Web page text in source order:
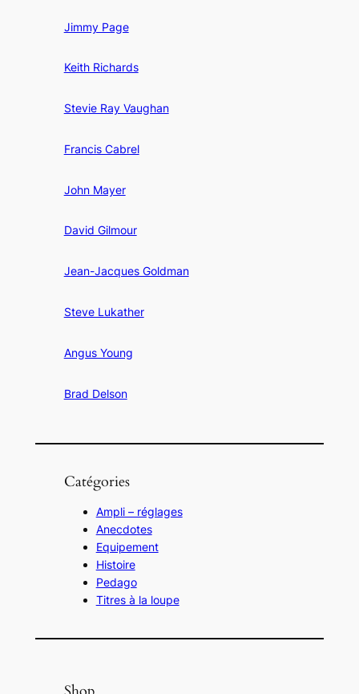
Jimmy Page
Keith Richards
Stevie Ray Vaughan
Francis Cabrel
John Mayer
David Gilmour
Jean-Jacques Goldman
Steve Lukather
Angus Young
Brad Delson
Catégories
Ampli – réglages
Anecdotes
Equipement
Histoire
Pedago
Titres à la loupe